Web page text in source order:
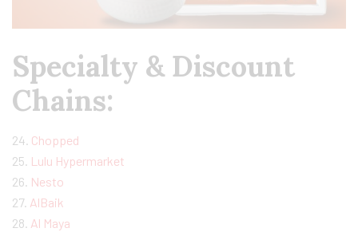
Specialty & Discount
Chains:
24. Chopped
25. Lulu Hypermarket
26. Nesto
27. AlBaik
28. Al Maya